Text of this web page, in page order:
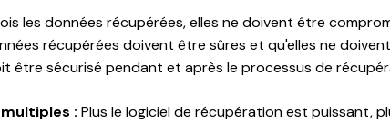
les données récupérées, elles ne doivent être
récupérées doivent être sûres et qu'elles ne
être sécurisé pendant et après le processus de
: Plus le logiciel de récupération est puissant,